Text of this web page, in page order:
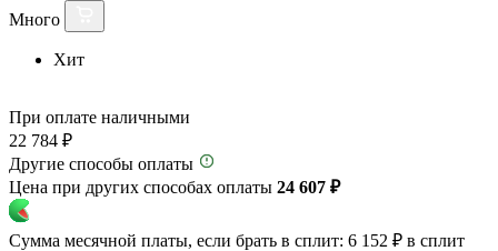
Много
Хит
При оплате наличными
22 784 ₽
Другие способы оплаты
Цена при других способах оплаты 24 607 ₽
Сумма месячной платы, если брать в сплит: 6 152 ₽ в сплит